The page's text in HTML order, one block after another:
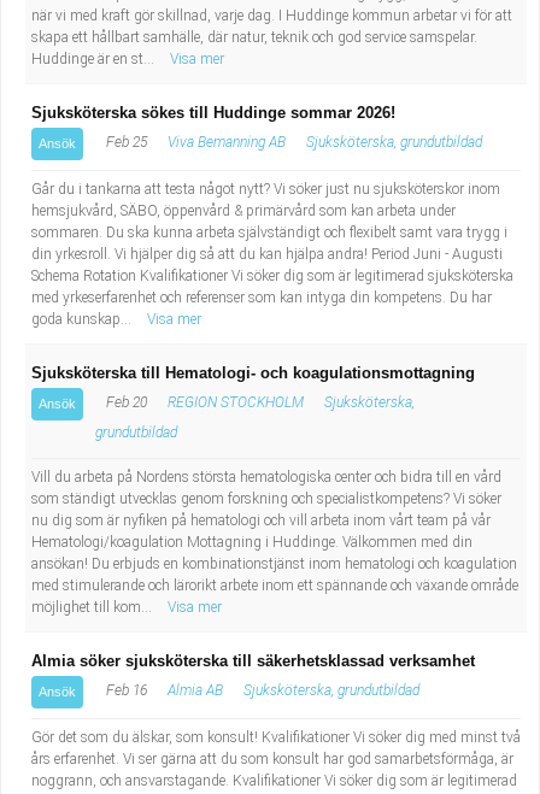
när vi med kraft gör skillnad, varje dag. I Huddinge kommun arbetar vi för att
skapa ett hållbart samhälle, där natur, teknik och god service samspelar.
Huddinge är en st...
Visa mer
Sjuksköterska sökes till Huddinge sommar 2026!
Ansök Feb 25 Viva Bemanning AB Sjuksköterska, grundutbildad
Går du i tankarna att testa något nytt? Vi söker just nu sjuksköterskor inom
hemsjukvård, SÄBO, öppenvård & primärvård som kan arbeta under
sommaren. Du ska kunna arbeta självständigt och flexibelt samt vara trygg i
din yrkesroll. Vi hjälper dig så att du kan hjälpa andra! Period Juni - Augusti
Schema Rotation Kvalifikationer Vi söker dig som är legitimerad sjuksköterska
med yrkeserfarenhet och referenser som kan intyga din kompetens. Du har
goda kunskap...
Visa mer
Sjuksköterska till Hematologi- och koagulationsmottagning
Ansök Feb 20 REGION STOCKHOLM
Sjuksköterska,
grundutbildad
Vill du arbeta på Nordens största hematologiska center och bidra till en vård
som ständigt utvecklas genom forskning och specialistkompetens? Vi söker
nu dig som är nyfiken på hematologi och vill arbeta inom vårt team på vår
Hematologi/koagulation Mottagning i Huddinge. Välkommen med din
ansökan! Du erbjuds en kombinationstjänst inom hematologi och koagulation
med stimulerande och lärorikt arbete inom ett spännande och växande område
möjlighet till kom...
Visa mer
Almia söker sjuksköterska till säkerhetsklassad verksamhet
Ansök Feb 16 Almia AB Sjuksköterska, grundutbildad
Gör det som du älskar, som konsult! Kvalifikationer Vi söker dig med minst två
års erfarenhet. Vi ser gärna att du som konsult har god samarbetsförmåga, är
noggrann, och ansvarstagande. Kvalifikationer Vi söker dig som är legitimerad